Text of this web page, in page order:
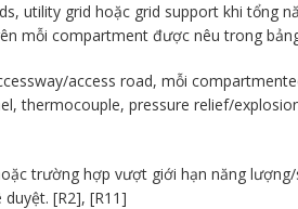
utility grid hoặc grid support khi
mỗi compartment được nêu trong
access road, mỗi
thermocouple, pressure relief/
trường hợp vượt giới hạn năng
[R2], [R11]